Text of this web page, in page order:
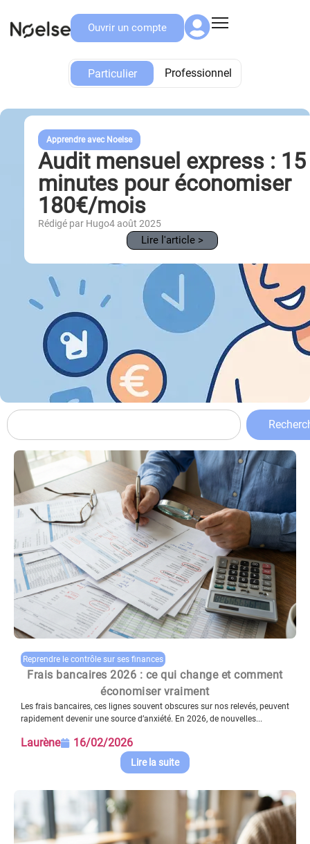
Ouvrir un compte
Particulier Professionnel
Particulier
Apprendre avec Noelse
Audit mensuel express : 15
minutes pour économiser
180€/mois
Rédigé par Hugo4 août 2025
Lire l'article >
Reprendre le contrôle sur ses finances
Frais bancaires 2026 : ce qui change et comment
économiser vraiment
Les frais bancaires, ces lignes souvent obscures sur nos relevés, peuvent
rapidement devenir une source d’anxiété. En 2026, de nouvelles...
Laurène 16/02/2026
Lire la suite